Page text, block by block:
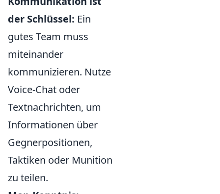
der Schlüssel: Ein
gutes Team muss
miteinander
kommunizieren. Nutze
Voice-Chat oder
Textnachrichten, um
Informationen über
Gegnerpositionen,
Taktiken oder Munition
zu teilen.